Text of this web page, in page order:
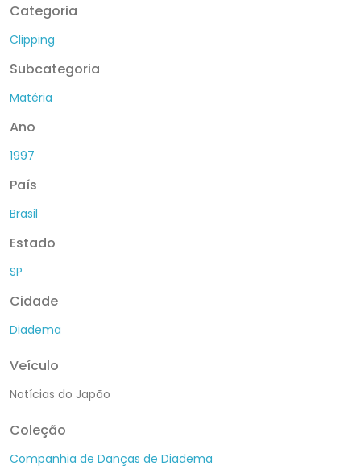
Categoria
Clipping
Subcategoria
Matéria
Ano
1997
País
Brasil
Estado
SP
Cidade
Diadema
Veículo
Notícias do Japão
Coleção
Companhia de Danças de Diadema